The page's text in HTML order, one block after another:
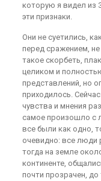
которую я видел из
эти признаки.
Они не суетились,
перед сражением,
такое скорбеть,
целиком и
представлений, но
приходилось.
чувства и мнения
самое произошло с
все были как одно,
очевидно: все люди
тогда на земле
континенте,
почти прозрачен, до